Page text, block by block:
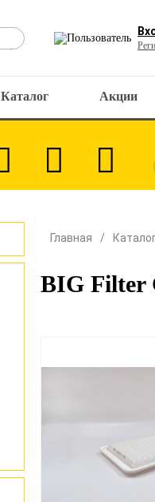
Каталог Акции
Главная
BIG Filter